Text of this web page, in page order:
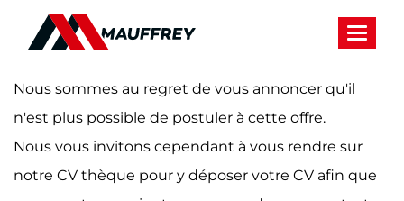
Nous sommes au regret de vous annoncer qu'il
n'est plus possible de postuler à cette offre.
Nous vous invitons cependant à vous rendre sur
notre CV thèque pour y déposer votre CV afin que